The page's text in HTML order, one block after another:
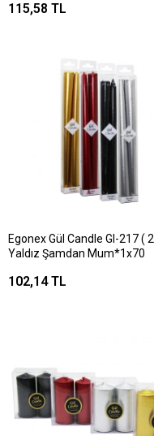
115,58 TL
Egonex Gül Candle Gl-217 (
Yaldız Şamdan Mum*1x70
102,14 TL